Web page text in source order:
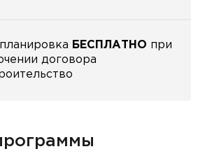
БЕСПЛАТНО при
договора